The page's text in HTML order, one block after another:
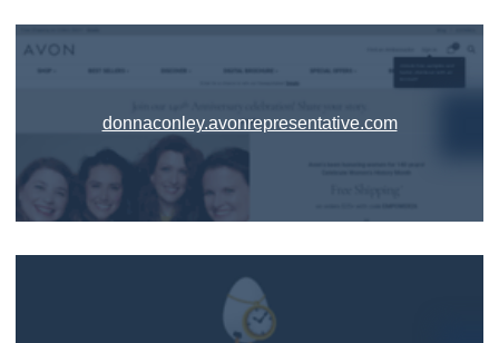
donnaconley.avonrepresentative.com